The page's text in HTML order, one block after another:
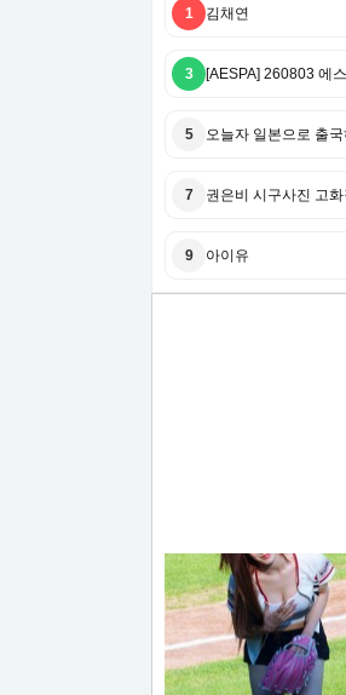
1 김채연
3 [AESPA] 260803 에
5 오늘자 일본으로 출
7 권은비 시구사진 고화
9 아이유
아이유